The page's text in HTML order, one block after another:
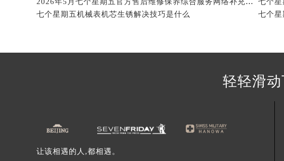
内蒙古自治区阿拉善盟市左旗土尔扈特大街七个星
内蒙古自治区赤峰市红山区哈达街七个星期五售后服
内蒙古自治区呼伦贝尔市海拉尔区中央街七个星期
内蒙古自治区乌海市海勃湾区人民南路七个星期五
内蒙古自治区乌兰察布市集宁区恩和大街七个星期五
内蒙古自治区锡林郭勒盟市锡林浩特市光明街与额
内蒙古自治区兴安盟市乌兰浩特市兴安大街七个星
七个星期五机械表机芯生锈解决技巧是什么
七个
轻轻滑
让该相遇的人,都相遇。